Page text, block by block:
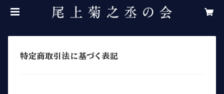
特定商取引法に基づく表記